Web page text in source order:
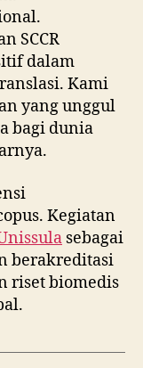
SCCR
dalam
Kami
yang unggul
bagi dunia
Kegiatan
sebagai
berakreditasi
riset biomedis